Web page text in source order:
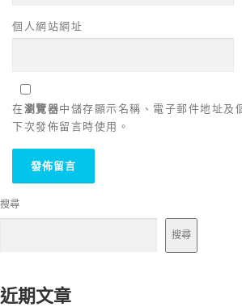
個人網站網址
在瀏覽器中儲存顯示名稱、電子郵件地址及
下次發佈留言時使用。
搜尋
搜尋
近期文章